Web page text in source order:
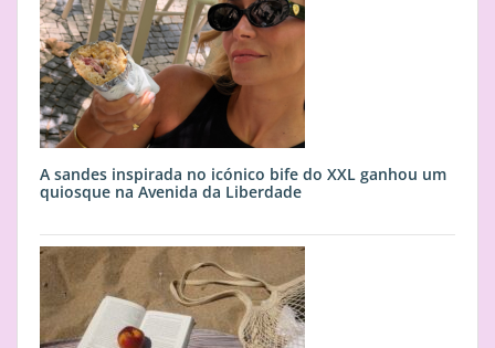
A sandes inspirada no icónico bife do XXL ganhou um
quiosque na Avenida da Liberdade